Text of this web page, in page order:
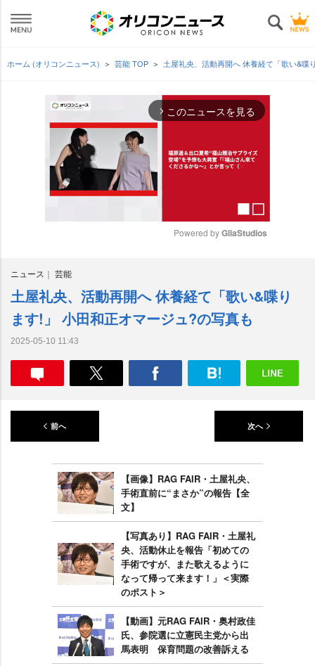
ホーム (オリコンニュース) 芸能 TOP 土屋礼央、活動再開へ 休養経て「歌い&
arrow_forward_ios このニュースを見る
t
Powered by GliaStudios
ニュース 芸能
土屋礼央、活動再開へ 休養経て「歌い&喋り
ます!」 小田和正オマージュ?の写真も
2025-05-10 11:43
前へ 次へ
【画像】RAG FAIR・土屋礼央、
手術直前に“まさか”の報告【全
文】
【写真あり】RAG FAIR・土屋礼
央、活動休止を報告「初めての
手術ですが、また歌えるように
なって帰って来ます！」＜実際
のポスト＞
【動画】元RAG FAIR・奥村政佳
氏、参院選に立憲民主党から出
馬表明 保育問題の改善訴える